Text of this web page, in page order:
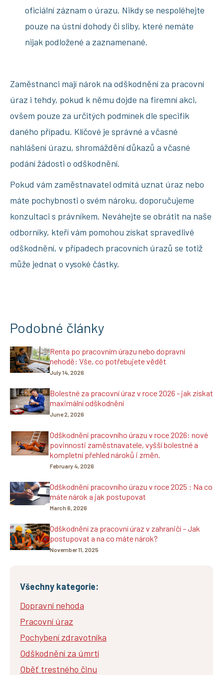
oficiální záznam o úrazu. Nikdy se nespoléhejte
pouze na ústní dohody či sliby, které nemáte
nijak podložené a zaznamenané.
Zaměstnanci mají nárok na odškodnění za pracovní
úraz i tehdy, pokud k němu dojde na firemní akci,
ovšem pouze za určitých podmínek dle specifik
daného případu. Klíčové je správné a včasné
nahlášení úrazu, shromáždění důkazů a včasné
podání žádosti o odškodnění.
Pokud vám zaměstnavatel odmítá uznat úraz nebo
máte pochybnosti o svém nároku, doporučujeme
konzultaci s právníkem. Neváhejte se obrátit na naše
odborníky, kteří vám pomohou získat spravedlivé
odškodnění, v případech pracovních úrazů se totiž
může jednat o vysoké částky.
Podobné články
Renta po pracovním úrazu nebo dopravní
nehodě: Vše, co potřebujete vědět
July 14, 2026
Bolestné za pracovní úraz v roce 2026 - jak získat
maximální odškodnění
June 2, 2026
Odškodnění pracovního úrazu v roce 2026: nové
povinnosti zaměstnavatele, vyšší bolestné a
kompletní přehled nároků i změn.
February 4, 2026
Odškodnění pracovního úrazu v roce 2025 : Na co
máte nárok a jak postupovat
March 6, 2026
Odškodnění za pracovní úraz v zahraničí – Jak
postupovat a na co máte nárok?
November 11, 2025
Všechny kategorie:
Dopravní nehoda
Pracovní úraz
Pochybení zdravotníka
Odškodnění za úmrtí
Oběť trestného činu